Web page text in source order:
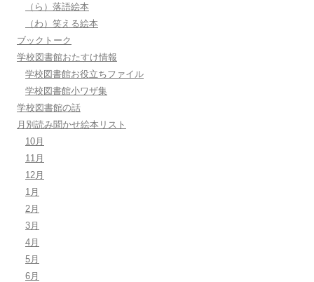
（ら）落語絵本
（わ）笑える絵本
ブックトーク
学校図書館おたすけ情報
学校図書館お役立ちファイル
学校図書館小ワザ集
学校図書館の話
月別読み聞かせ絵本リスト
10月
11月
12月
1月
2月
3月
4月
5月
6月